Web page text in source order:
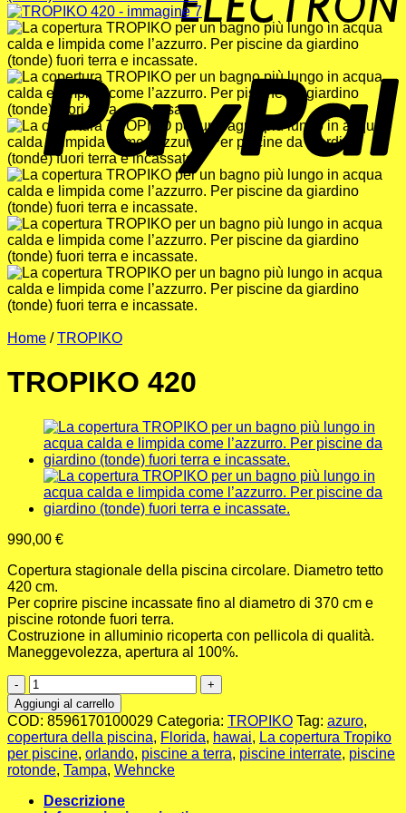
Home / TROPIKO
TROPIKO 420
990,00 €
Copertura stagionale della piscina circolare. Diametro tetto
420 cm.
Per coprire piscine incassate fino al diametro di 370 cm e
piscine rotonde fuori terra.
Costruzione in alluminio ricoperta con pellicola di qualità.
Maneggevolezza, apertura al 100%.
TROPIKO
420
quantità
Aggiungi al carrello
COD: 8596170100029 Categoria: TROPIKO Tag: azuro,
copertura della piscina, Florida, hawai, La copertura Tropiko
per piscine, orlando, piscine a terra, piscine interrate, piscine
rotonde, Tampa, Wehncke
Descrizione